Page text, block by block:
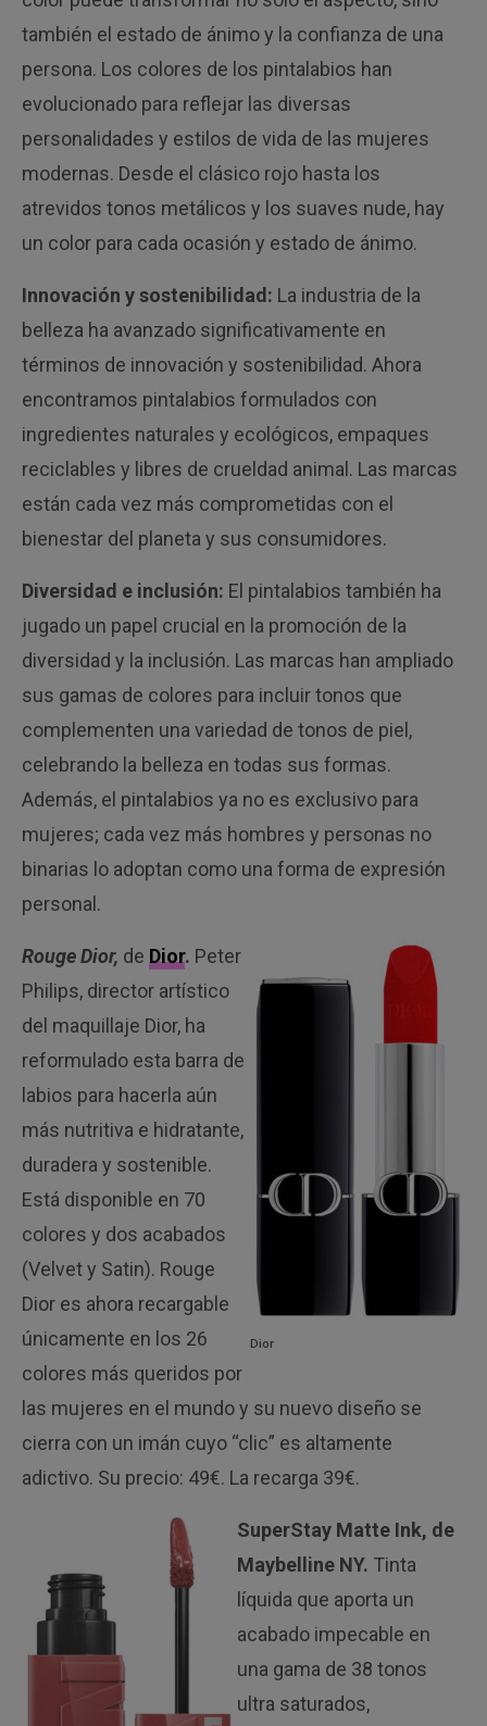
también el estado de ánimo y la confianza de una
persona. Los colores de los pintalabios han
evolucionado para reflejar las diversas
personalidades y estilos de vida de las mujeres
modernas. Desde el clásico rojo hasta los
atrevidos tonos metálicos y los suaves nude, hay
un color para cada ocasión y estado de ánimo.
Innovación y sostenibilidad: La industria de la
belleza ha avanzado significativamente en
términos de innovación y sostenibilidad. Ahora
encontramos pintalabios formulados con
ingredientes naturales y ecológicos, empaques
reciclables y libres de crueldad animal. Las marcas
están cada vez más comprometidas con el
bienestar del planeta y sus consumidores.
Diversidad e inclusión: El pintalabios también ha
jugado un papel crucial en la promoción de la
diversidad y la inclusión. Las marcas han ampliado
sus gamas de colores para incluir tonos que
complementen una variedad de tonos de piel,
celebrando la belleza en todas sus formas.
Además, el pintalabios ya no es exclusivo para
mujeres; cada vez más hombres y personas no
binarias lo adoptan como una forma de expresión
personal.
Dior
Rouge Dior, deDior. Peter
Philips, director artístico
del maquillaje Dior, ha
reformulado esta barra de
labios para hacerla aún
más nutritiva e hidratante,
duradera y sostenible.
Está disponible en 70
colores y dos acabados
(Velvet y Satin). Rouge
Dior es ahora recargable
únicamente en los 26
colores más queridos por
las mujeres en el mundo y su nuevo diseño se
cierra con un imán cuyo “clic” es altamente
adictivo. Su precio: 49€. La recarga 39€.
SuperStay Matte Ink, de
Maybelline NY. Tinta
líquida que aporta un
acabado impecable en
una gama de 38 tonos
ultra saturados,